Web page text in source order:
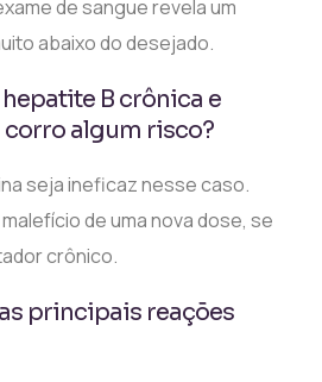
de sangue revela um
abaixo do desejado.
B crônica e
algum risco?
seja ineficaz nesse caso.
de uma nova dose, se
crônico.
principais reações